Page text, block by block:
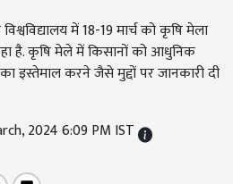
में 18-19 मार्च को कृषि मेला
है. कृषि मेले में किसानों को आधुनिक
इस्तेमाल करने जैसे मुद्दों पर जानकारी दी
2024 6:09 PM IST